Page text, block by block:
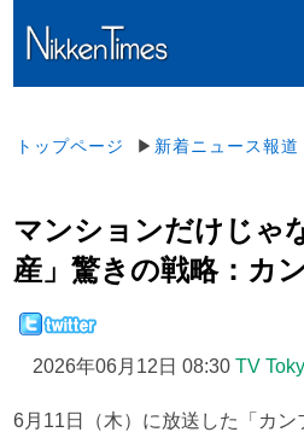
トップページ ▶ 新着ニュース報道
マンションだけじゃ
産」驚きの戦略：カ
2026年06月12日 08:30 TV
6月11日（木）に放送した「カ